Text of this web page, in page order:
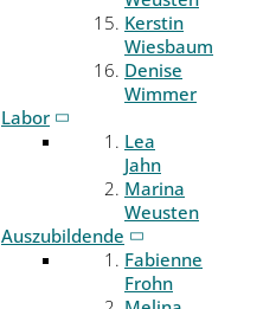
Kerstin
Wiesbaum
Denise
Wimmer
Labor
Lea
Jahn
Marina
Weusten
Auszubildende
Fabienne
Frohn